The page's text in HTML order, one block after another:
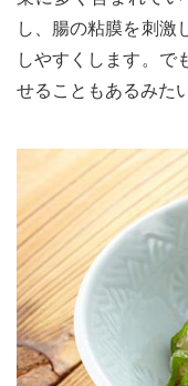
し、腸の粘膜を刺激
しやすくします。で
せることもあるみた